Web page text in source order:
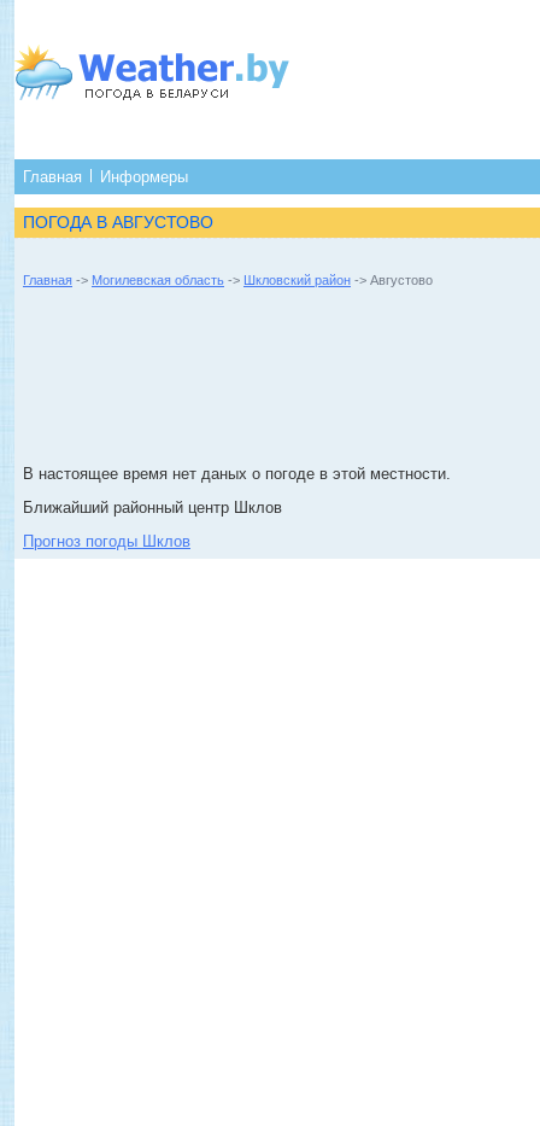
Главная Информеры
ПОГОДА В АВГУСТОВО
Главная -> Могилевская область -> Шкловский район -> Августово
В настоящее время нет даных о погоде в этой местности.
Ближайший районный центр Шклов
Прогноз погоды Шклов